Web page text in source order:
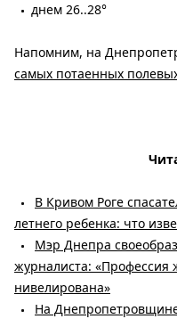
днем 26..28°
Напомним, на
самых потаенных
В Кривом Роге
летнего ребенка: что
Мэр Днепра
журналиста: «Профессия
нивелирована»
На